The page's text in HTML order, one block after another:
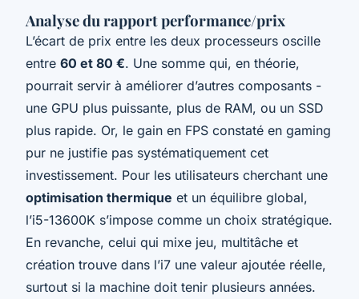
Analyse du rapport performance/prix
L’écart de prix entre les deux processeurs oscille
entre 60 et 80 €. Une somme qui, en théorie,
pourrait servir à améliorer d’autres composants -
une GPU plus puissante, plus de RAM, ou un SSD
plus rapide. Or, le gain en FPS constaté en gaming
pur ne justifie pas systématiquement cet
investissement. Pour les utilisateurs cherchant une
optimisation thermique et un équilibre global,
l’i5-13600K s’impose comme un choix stratégique.
En revanche, celui qui mixe jeu, multitâche et
création trouve dans l’i7 une valeur ajoutée réelle,
surtout si la machine doit tenir plusieurs années.